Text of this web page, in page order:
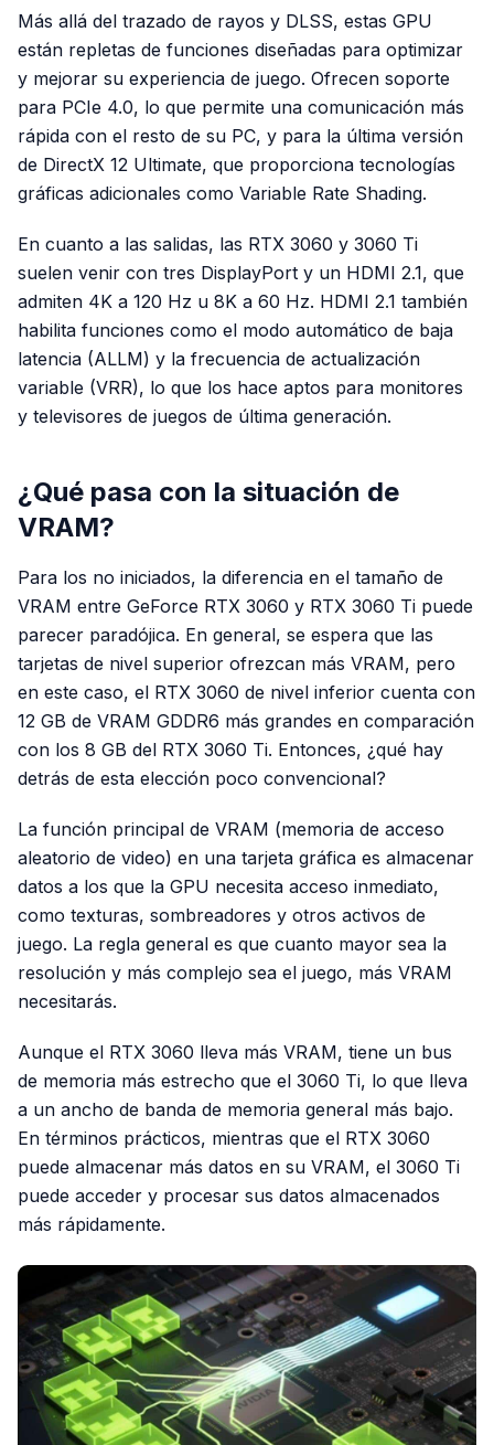
Más allá del trazado de rayos y DLSS, estas GPU
están repletas de funciones diseñadas para optimizar
y mejorar su experiencia de juego. Ofrecen soporte
para PCIe 4.0, lo que permite una comunicación más
rápida con el resto de su PC, y para la última versión
de DirectX 12 Ultimate, que proporciona tecnologías
gráficas adicionales como Variable Rate Shading.
En cuanto a las salidas, las RTX 3060 y 3060 Ti
suelen venir con tres DisplayPort y un HDMI 2.1, que
admiten 4K a 120 Hz u 8K a 60 Hz. HDMI 2.1 también
habilita funciones como el modo automático de baja
latencia (ALLM) y la frecuencia de actualización
variable (VRR), lo que los hace aptos para monitores
y televisores de juegos de última generación.
¿Qué pasa con la situación de
VRAM?
Para los no iniciados, la diferencia en el tamaño de
VRAM entre GeForce RTX 3060 y RTX 3060 Ti puede
parecer paradójica. En general, se espera que las
tarjetas de nivel superior ofrezcan más VRAM, pero
en este caso, el RTX 3060 de nivel inferior cuenta con
12 GB de VRAM GDDR6 más grandes en comparación
con los 8 GB del RTX 3060 Ti. Entonces, ¿qué hay
detrás de esta elección poco convencional?
La función principal de VRAM (memoria de acceso
aleatorio de video) en una tarjeta gráfica es almacenar
datos a los que la GPU necesita acceso inmediato,
como texturas, sombreadores y otros activos de
juego. La regla general es que cuanto mayor sea la
resolución y más complejo sea el juego, más VRAM
necesitarás.
Aunque el RTX 3060 lleva más VRAM, tiene un bus
de memoria más estrecho que el 3060 Ti, lo que lleva
a un ancho de banda de memoria general más bajo.
En términos prácticos, mientras que el RTX 3060
puede almacenar más datos en su VRAM, el 3060 Ti
puede acceder y procesar sus datos almacenados
más rápidamente.